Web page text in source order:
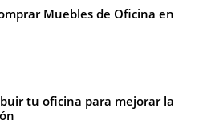
Muebles de Oficina en
tu oficina para mejorar la